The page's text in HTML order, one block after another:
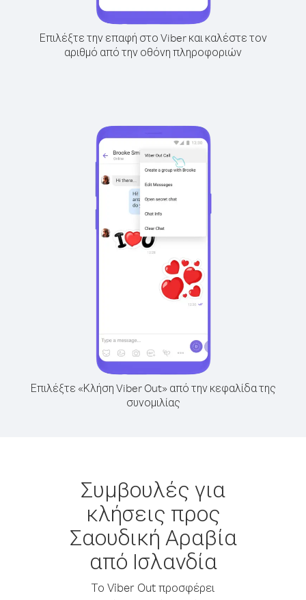
Επιλέξτε την επαφή στο Viber και καλέστε τον
αριθμό από την οθόνη πληροφοριών
Επιλέξτε «Κλήση Viber Out» από την κεφαλίδα της
συνομιλίας
Συμβουλές για
κλήσεις προς
Σαουδική Αραβία
από Ισλανδία
Το Viber Out προσφέρει